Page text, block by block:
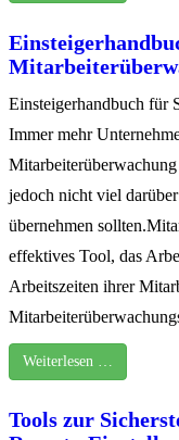
Einsteigerhandbuch für
Immer mehr
jedoch nicht viel
übernehmen
effektives Tool, das
Arbeitszeiten ihrer
Weiterlesen …
Tools zur